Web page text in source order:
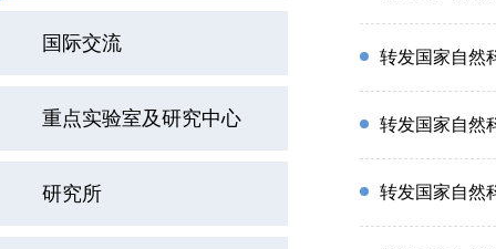
国际交流
重点实验室及研究中心
研究所
转发国家自然
转发国家自然
转发国家自然